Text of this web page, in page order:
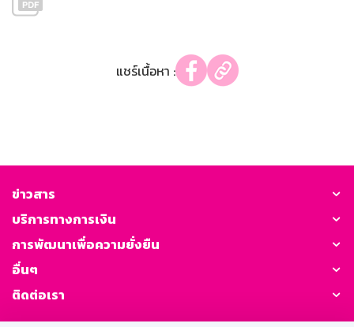
แชร์เนื้อหา :
ข่าวสาร
บริการทางการเงิน
การพัฒนาเพื่อความยั่งยืน
อื่นๆ
ติดต่อเรา